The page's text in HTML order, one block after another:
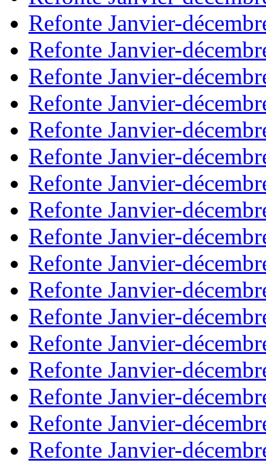
Refonte Janvier-
Refonte Janvier-
Refonte Janvier-
Refonte Janvier-
Refonte Janvier-
Refonte Janvier-
Refonte Janvier-
Refonte Janvier-
Refonte Janvier-
Refonte Janvier-
Refonte Janvier-
Refonte Janvier-
Refonte Janvier-
Refonte Janvier-
Refonte Janvier-
Refonte Janvier-
Refonte Janvier-